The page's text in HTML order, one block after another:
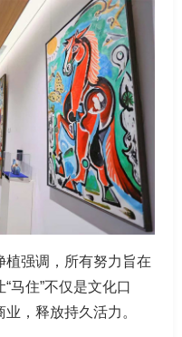
植强调，所有努力旨在
马住”不仅是文化口
，释放持久活力。